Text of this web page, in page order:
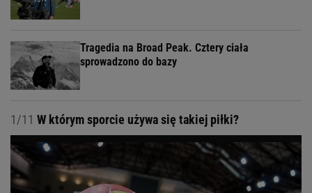
Tragedia na Broad Peak. Cztery ciała
sprowadzono do bazy
1/11 W którym sporcie używa się takiej piłki?